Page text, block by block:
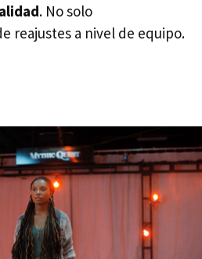
. No solo
reajustes a nivel de equipo.